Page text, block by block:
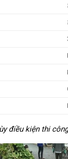
điều kiện thi